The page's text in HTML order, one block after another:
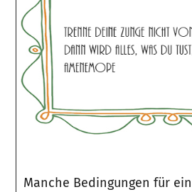
Manche Bedingungen für